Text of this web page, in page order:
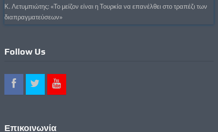
Κ. Λετυμπιώτης: «Το μείζον είναι η Τουρκία να επανέλθει στο τραπέζι των
διαπραγματεύσεων»
Follow Us
Επικοινωνία